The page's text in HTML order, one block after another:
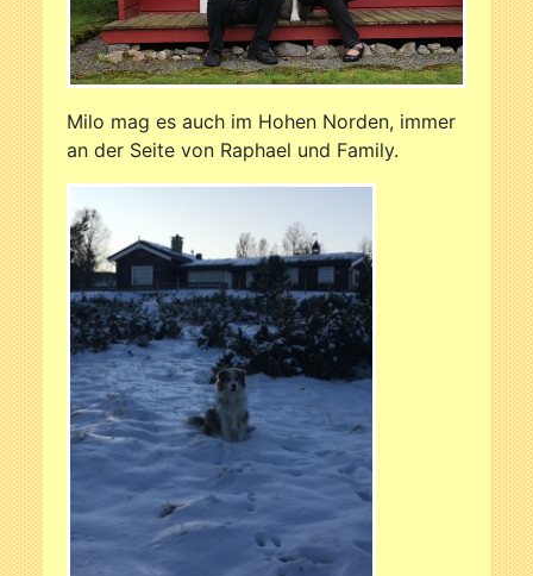
Milo mag es auch im Hohen Norden, immer
an der Seite von Raphael und Family.